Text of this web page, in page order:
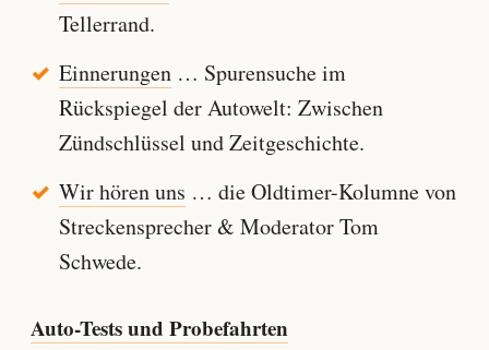
Tellerrand.
Einnerungen… Spurensuche im
Rückspiegel der Autowelt: Zwischen
Zündschlüssel und Zeitgeschichte.
Wir hören uns … die Oldtimer-Kolumne von
Streckensprecher & Moderator Tom
Schwede.
Auto-Tests und Probefahrten